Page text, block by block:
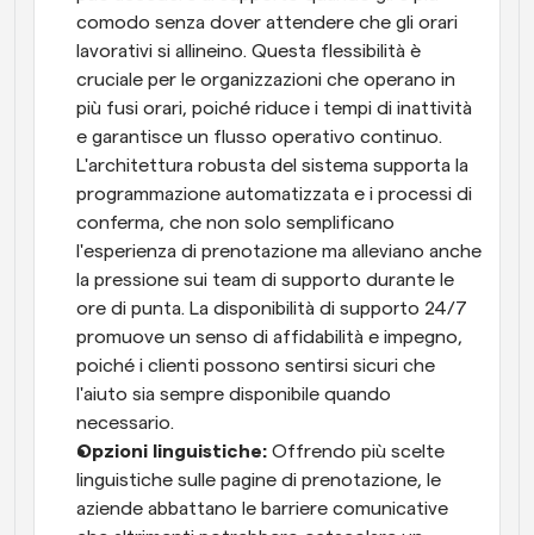
comodo senza dover attendere che gli orari
lavorativi si allineino. Questa flessibilità è
cruciale per le organizzazioni che operano in
più fusi orari, poiché riduce i tempi di inattività
e garantisce un flusso operativo continuo.
L'architettura robusta del sistema supporta la
programmazione automatizzata e i processi di
conferma, che non solo semplificano
l'esperienza di prenotazione ma alleviano anche
la pressione sui team di supporto durante le
ore di punta. La disponibilità di supporto 24/7
promuove un senso di affidabilità e impegno,
poiché i clienti possono sentirsi sicuri che
l'aiuto sia sempre disponibile quando
necessario.
Opzioni linguistiche: Offrendo più scelte
linguistiche sulle pagine di prenotazione, le
aziende abbattano le barriere comunicative